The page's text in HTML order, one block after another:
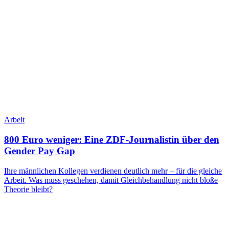
Arbeit
800 Euro weniger: Eine ZDF-Journalistin über den
Gender Pay Gap
Ihre männlichen Kollegen verdienen deutlich mehr – für die gleiche
Arbeit. Was muss geschehen, damit Gleichbehandlung nicht bloße
Theorie bleibt?